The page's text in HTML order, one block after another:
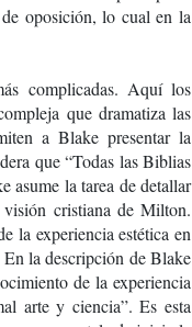
oposición, lo cual en la
complicadas. Aquí los
que dramatiza las
a Blake presentar la
que “Todas las Biblias
asume la tarea de detallar
visión cristiana de Milton.
la experiencia estética en
la descripción de Blake
de la experiencia
arte y ciencia”. Es esta